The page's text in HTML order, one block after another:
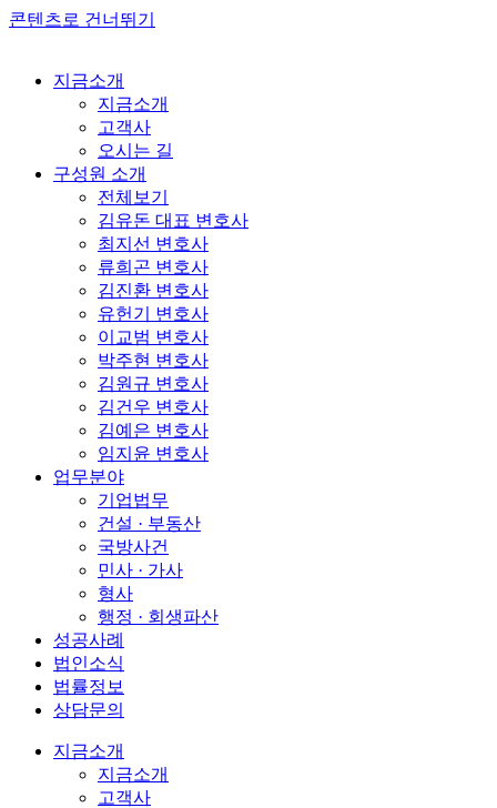
콘텐츠로 건너뛰기
지금소개
지금소개
고객사
오시는 길
구성원 소개
전체보기
김유돈 대표 변호사
최지선 변호사
류희곤 변호사
김진환 변호사
유헌기 변호사
이교범 변호사
박주현 변호사
김원규 변호사
김건우 변호사
김예은 변호사
임지윤 변호사
업무분야
기업법무
건설 · 부동산
국방사건
민사 · 가사
형사
행정 · 회생파산
성공사례
법인소식
법률정보
상담문의
지금소개
지금소개
고객사